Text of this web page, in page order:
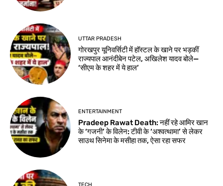
UTTAR PRADESH
गोरखपुर यूनिवर्सिटी में हॉस्टल के खाने पर भड़कीं
राज्यपाल आनंदीबेन पटेल, अखिलेश यादव बोले—
‘सीएम के शहर में ये हाल’
ENTERTAINMENT
Pradeep Rawat Death: नहीं रहे आमिर खान
के ‘गजनी’ के विलेन: टीवी के ‘अश्वत्थामा’ से लेकर
साउथ सिनेमा के मसीहा तक, ऐसा रहा सफर
TECH